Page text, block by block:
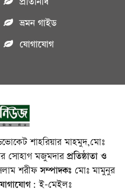
ভ্রমন গাইড
যোগাযোগ
শাহরিয়ার মাহমুদ,মোঃ
সোহাগ মজুমদারপ্রতিষ্ঠাতা ও
শরীফসম্পাদকঃ মোঃ মামুনুর
ই-মেইলঃ